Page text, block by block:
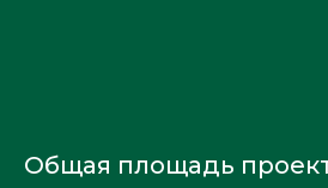
Общая площадь